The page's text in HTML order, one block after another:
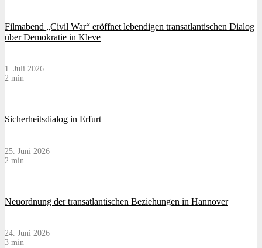
Filmabend „Civil War“ eröffnet lebendigen transatlantischen Dialog
über Demokratie in Kleve
1. Juli 2026
2 min
Sicherheitsdialog in Erfurt
25. Juni 2026
2 min
Neuordnung der transatlantischen Beziehungen in Hannover
24. Juni 2026
3 min